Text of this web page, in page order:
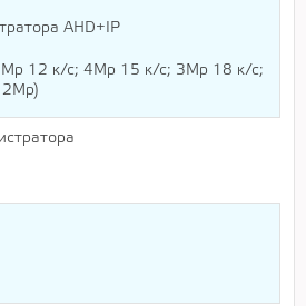
AHD+IP
12 к/с; 4Мр 15 к/с; 3Mр 18 к/с;